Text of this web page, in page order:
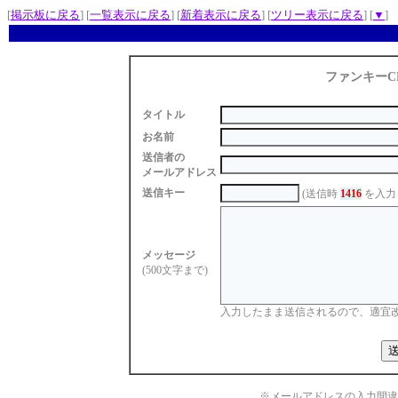
[掲示板に戻る] [一覧表示に戻る] [新着表示に戻る] [ツリー表示に戻る] [▼ ]
ファンキー
タイトル
お名前
送信者の
メールアドレス
送信キー
(送信時 1416を入力
メッセージ
(500文字まで)
入力したまま送信されるので、適宜